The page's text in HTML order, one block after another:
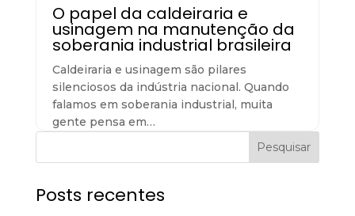
O papel da caldeiraria e
usinagem na manutenção da
soberania industrial brasileira
Caldeiraria e usinagem são pilares
silenciosos da indústria nacional. Quando
falamos em soberania industrial, muita
gente pensa em…
Pesquisar
Posts recentes